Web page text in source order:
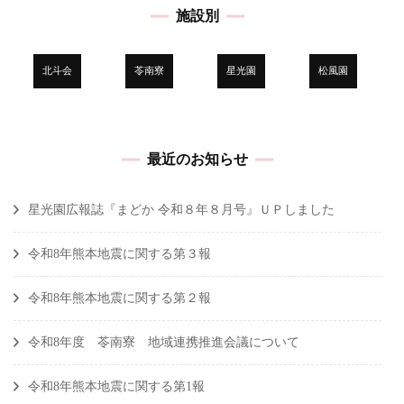
施設別
北斗会 苓南寮 星光園 松風園
最近のお知らせ
星光園広報誌『まどか 令和８年８月号』ＵＰしました
令和8年熊本地震に関する第３報
令和8年熊本地震に関する第２報
令和8年度 苓南寮 地域連携推進会議について
令和8年熊本地震に関する第1報